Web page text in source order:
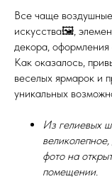
Все чаще
искусства🖼️,
декора, оформления
Как оказалось,
веселых ярмарок и
уникальных
Из гелиевых
фото на
помещении.